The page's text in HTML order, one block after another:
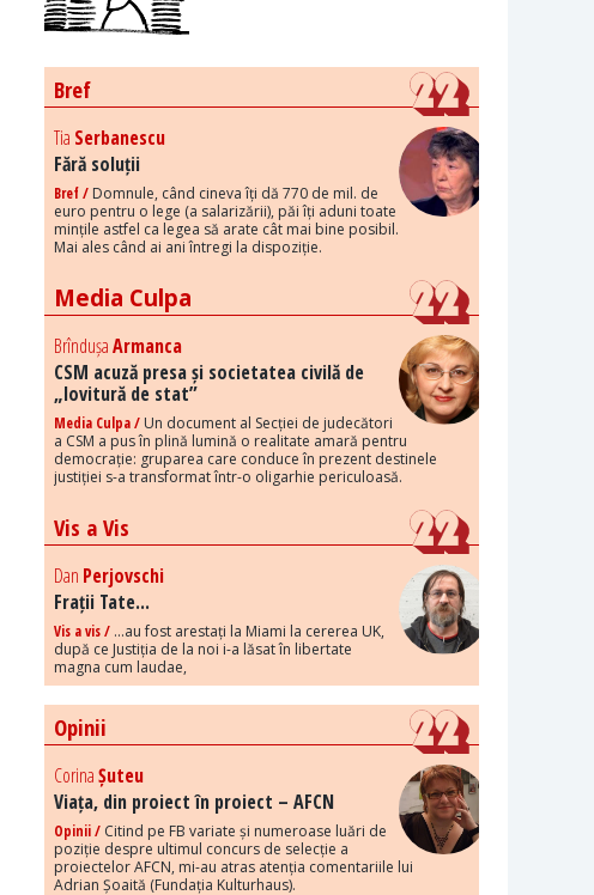
Bref
Tia Serbanescu
Fără soluții
Bref / Domnule, când cineva îți dă 770 de mil. de
euro pentru o lege (a salarizării), păi îți aduni toate
mințile astfel ca legea să arate cât mai bine posibil.
Mai ales când ai ani întregi la dispoziție.
Media Culpa
BrîndușaArmanca
CSM acuză presa și societatea civilă de
„lovitură de stat”
Media Culpa / Un document al Secției de judecători
a CSM a pus în plină lumină o realitate amară pentru
democrație: gruparea care conduce în prezent destinele
justiției s-a transformat într-o oligarhie periculoasă.
Vis a Vis
Dan Perjovschi
Frații Tate...
Vis a vis / ...au fost arestați la Miami la cererea UK,
după ce Justiția de la noi i-a lăsat în libertate
magna cum laudae,
Opinii
CorinaȘuteu
Viața, din proiect în proiect – AFCN
Opinii / Citind pe FB variate și numeroase luări de
poziție despre ultimul concurs de selecție a
proiectelor AFCN, mi-au atras atenția comentariile lui
Adrian Șoaită (Fundația Kulturhaus).